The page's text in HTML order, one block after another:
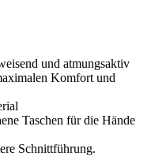
und atmungsaktiv
Komfort und
Taschen für die Hände
Schnittführung.